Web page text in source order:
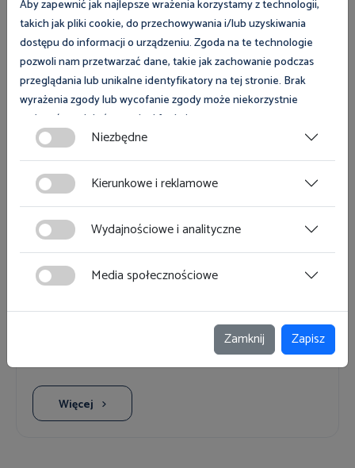
Inne
9 sierpnia 2026
Muzeum Rolnictwa w Ciechanowcu
Porady prawne w Ciechanowcu 09.08.2026r. -
XXIV Podlaskie Święto Chleba
Więcej
Targi
12 sierpnia 2026
Stoisko OIP Gdańsk podczas Jarmarku
Więcej
Aby zapewnić jak najlepsze wrażenia korzystamy z technologii,
takich jak pliki cookie, do przechowywania i/lub uzyskiwania
dostępu do informacji o urządzeniu. Zgoda na te technologie
pozwoli nam przetwarzać dane, takie jak zachowanie podczas
przeglądania lub unikalne identyfikatory na tej stronie. Brak
wyrażenia zgody lub wycofanie zgody może niekorzystnie
wpłynąć na niektóre cechy i funkcje.
Zgoda na pliki cookies jest dobrowolna i można ją wycofać lub
zmodyfikować w dowolnym momencie klikając w przycisk
ciasteczka w lewym dolnym rogu strony. Więcej informacji
znajdziesz w
Niezbędne
Kierunkowe i reklamowe
Wydajnościowe i analityczne
Media społecznościowe
Zamknij Zapisz